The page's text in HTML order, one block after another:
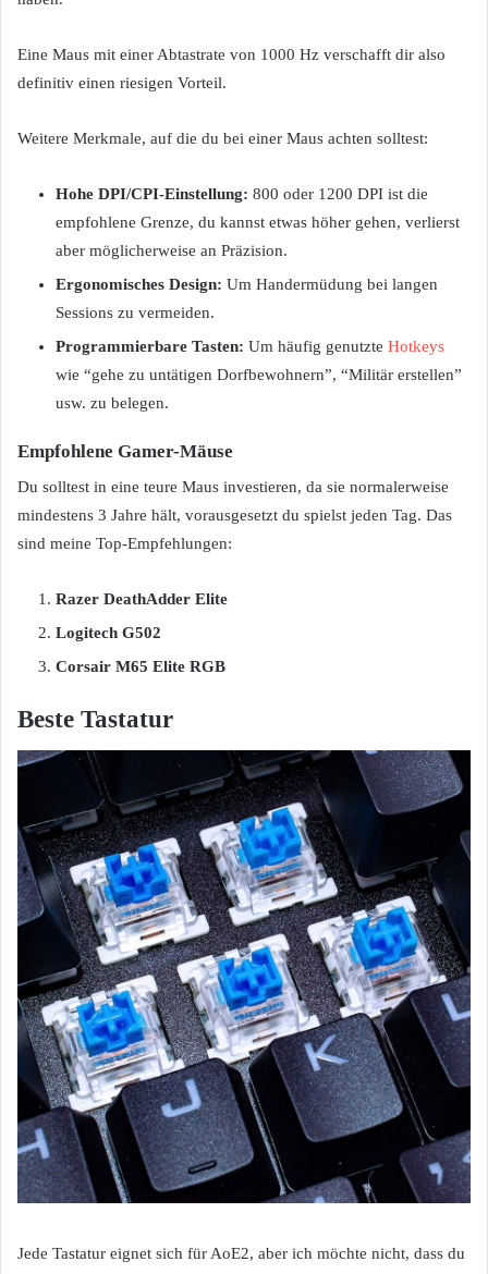
Eine Maus mit einer Abtastrate von 1000 Hz verschafft dir also
definitiv einen riesigen Vorteil.
Weitere Merkmale, auf die du bei einer Maus achten solltest:
Hohe DPI/CPI-Einstellung: 800 oder 1200 DPI ist die
empfohlene Grenze, du kannst etwas höher gehen, verlierst
aber möglicherweise an Präzision.
Ergonomisches Design: Um Handermüdung bei langen
Sessions zu vermeiden.
Programmierbare Tasten: Um häufig genutzte Hotkeys
wie “gehe zu untätigen Dorfbewohnern”, “Militär erstellen”
usw. zu belegen.
Empfohlene Gamer-Mäuse
Du solltest in eine teure Maus investieren, da sie normalerweise
mindestens 3 Jahre hält, vorausgesetzt du spielst jeden Tag. Das
sind meine Top-Empfehlungen:
Razer DeathAdder Elite
Logitech G502
Corsair M65 Elite RGB
Beste Tastatur
Jede Tastatur eignet sich für AoE2, aber ich möchte nicht, dass du